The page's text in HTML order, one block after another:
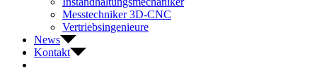
Messtechniker 3D-CNC
Vertriebsingenieure
News
Kontakt